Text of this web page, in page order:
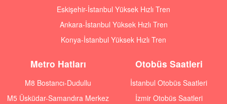
Eskişehir-İstanbul Yüksek Hızlı Tren
Ankara-İstanbul Yüksek Hızlı Tren
Konya-İstanbul Yüksek Hızlı Tren
Metro Hatları
M8 Bostancı-Dudullu
M5 Üsküdar-Samandıra Merkez
Otobüs Saatleri
İstanbul Otobüs Saatleri
İzmir Otobüs Saatleri